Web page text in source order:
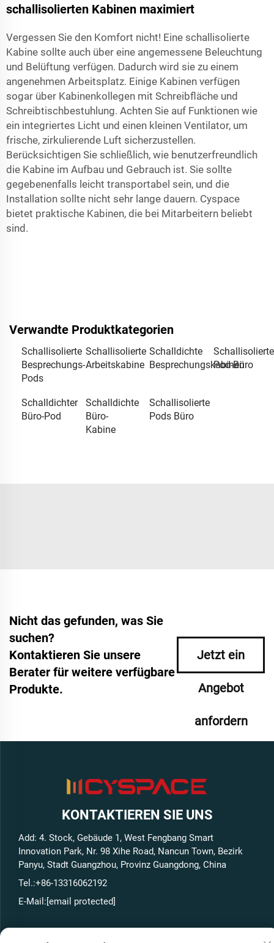
schallisolierten Kabinen maximiert
Vergessen Sie den Komfort nicht! Eine schallisolierte
Kabine sollte auch über eine angemessene Beleuchtung
und Belüftung verfügen. Dadurch wird sie zu einem
angenehmen Arbeitsplatz. Einige Kabinen verfügen
sogar über Kabinenkollegen mit Schreibfläche und
Schreibtischbestuhlung. Achten Sie auf Funktionen wie
ein integriertes Licht und einen kleinen Ventilator, um
frische, zirkulierende Luft sicherzustellen.
Berücksichtigen Sie schließlich, wie benutzerfreundlich
die Kabine im Aufbau und Gebrauch ist. Sie sollte
gegebenenfalls leicht transportabel sein, und die
Installation sollte nicht sehr lange dauern. Cyspace
bietet praktische Kabinen, die bei Mitarbeitern beliebt
sind.
Verwandte Produktkategorien
Schallisolierte
Besprechungs-
Pods
Schallisolierte
Arbeitskabine
Schalldichte
Besprechungskabinen
Pod-Büro
Schalldichter
Büro-Pod
Schalldichte
Büro-
Kabine
Schallisolierte
Pods Büro
Nicht das gefunden, was Sie
suchen?
Kontaktieren Sie unsere
Berater für weitere verfügbare
Produkte.
Jetzt ein
Angebot
anfordern
KONTAKTIEREN SIE UNS
Add: 4. Stock, Gebäude 1, West Fengbang Smart
Innovation Park, Nr. 98 Xihe Road, Nancun Town, Bezirk
Panyu, Stadt Guangzhou, Provinz Guangdong, China
Tel.:+86-13316062192
E-Mail:[email protected]